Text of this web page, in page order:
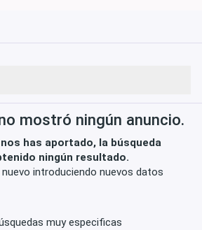
mostró ningún anuncio.
has aportado, la búsqueda
ningún resultado.
introduciendo nuevos datos
muy especificas